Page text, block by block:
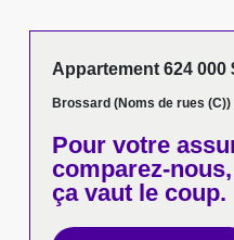
Appartement 624 000
Brossard (Noms de rues (C))
Pour votre
comparez-nous,
ça vaut le coup.